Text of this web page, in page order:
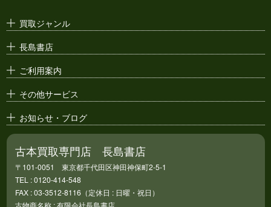
買取ジャンル
長島書店
ご利用案内
その他サービス
お知らせ・ブログ
古本買取専門店 長島書店
〒101-0051 東京都千代田区神田神保町2-5-1
TEL : 0120-414-548
FAX : 03-3512-8116（定休日 : 日曜・祝日）
古物商名称 : 有限会社長島書店